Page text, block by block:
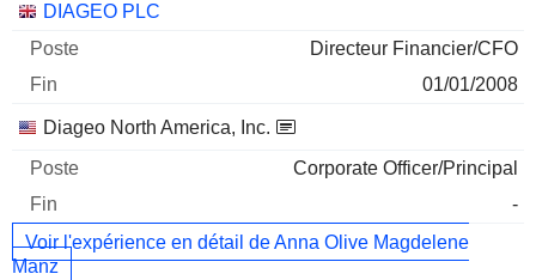
DIAGEO PLC
Directeur Financier/CFO
01/01/2008
Diageo North America, Inc.
Corporate Officer/Principal
-
Voir l'expérience en détail de Anna Olive Magdelene
Manz